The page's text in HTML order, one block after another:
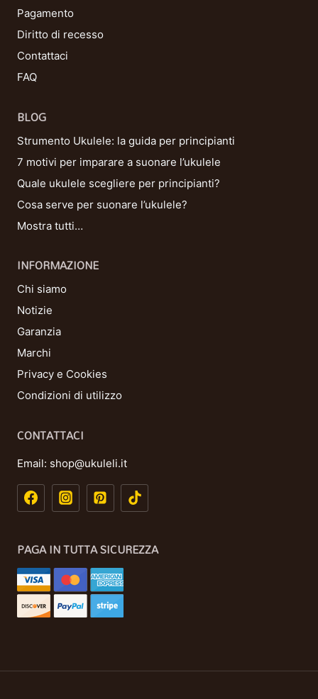
Pagamento
Diritto di recesso
Contattaci
FAQ
BLOG
Strumento Ukulele: la guida per principianti
7 motivi per imparare a suonare l’ukulele
Quale ukulele scegliere per principianti?
Cosa serve per suonare l’ukulele?
Mostra tutti…
INFORMAZIONE
Chi siamo
Notizie
Garanzia
Marchi
Privacy e Cookies
Condizioni di utilizzo
CONTATTACI
Email: shop@ukuleli.it
PAGA IN TUTTA SICUREZZA